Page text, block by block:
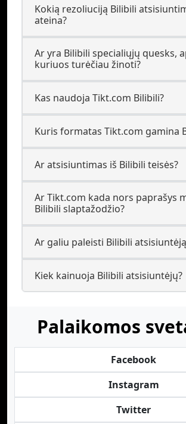
Kokią rezoliuciją Bilibili
ateina?
Ar yra Bilibili specialiųjų quesks,
kuriuos turėčiau žinoti?
Kas naudoja Tikt.com Bilibili?
Kuris formatas Tikt.com gamina
Ar atsisiuntimas iš Bilibili teisės?
Ar Tikt.com kada nors paprašys
Bilibili slaptažodžio?
Ar galiu paleisti Bilibili
Kiek kainuoja Bilibili atsisiuntėjų?
Palaikomos
Facebook
Instagram
Twitter